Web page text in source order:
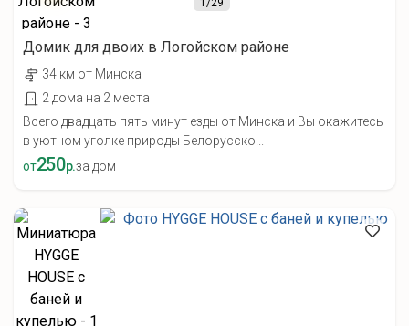
1/29
Домик для двоих в Логойском районе
34 км от Минска
2 дома на 2 места
Всего двадцать пять минут езды от Минска и Вы окажитесь
в уютном уголке природы Белорусско...
от250р.за дом